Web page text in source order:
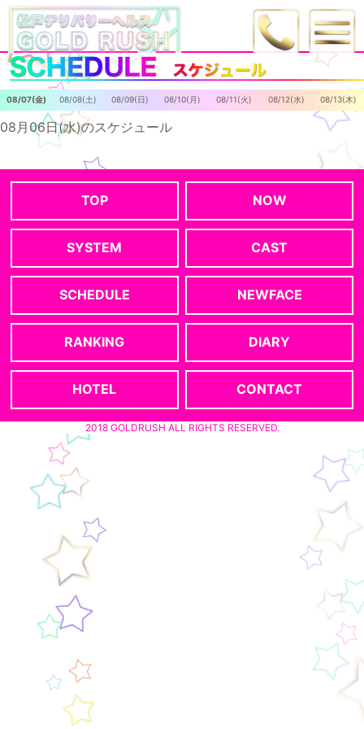
08/07(金) 08/08(土) 08/09(日) 08/10(月) 08/11(火) 08/12(水) 08/13(木)
08月06日(水)のスケジュール
TOP NOW
SYSTEM CAST
SCHEDULE NEWFACE
RANKING DIARY
HOTEL CONTACT
2018 GOLDRUSH ALL RIGHTS RESERVED.